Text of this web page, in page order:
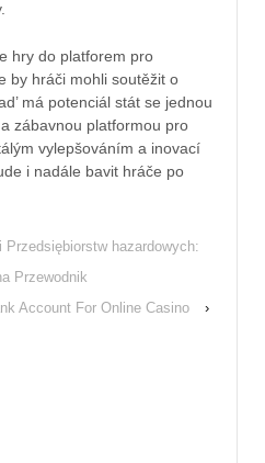
hry do platforem pro
by hráči mohli soutěžit o
má potenciál stát se jednou
zábavnou platformou pro
vylepšováním a inovací
i nadále bavit hráče po
hazardowych:
Przewodnik
Account For Online Casino
›